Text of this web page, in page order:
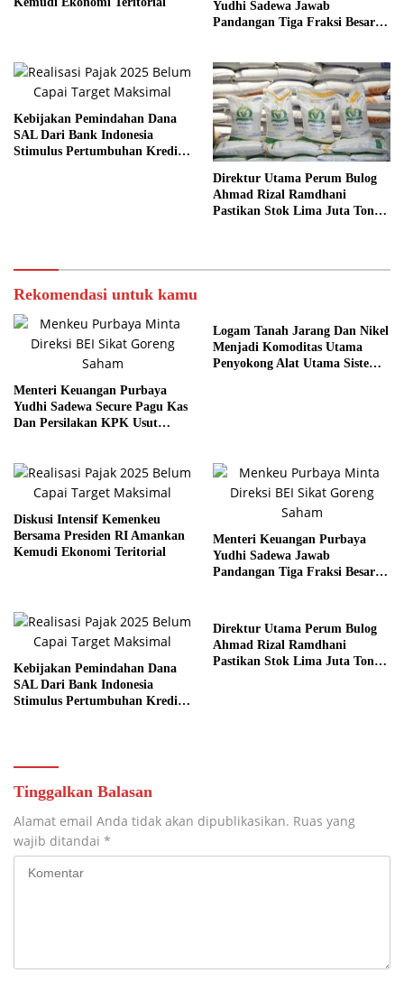
Yudhi Sadewa Jawab
Pandangan Tiga Fraksi Besar
Kebijakan Pemindahan Dana
SAL Dari Bank Indonesia
Stimulus Pertumbuhan Kredit
Direktur Utama Perum Bulog
Ahmad Rizal Ramdhani
Pastikan Stok Lima Juta Ton
Rekomendasi untuk kamu
Menteri Keuangan Purbaya
Yudhi Sadewa Secure Pagu Kas
Dan Persilakan KPK Usut
Logam Tanah Jarang Dan Nikel
Menjadi Komoditas Utama
Penyokong Alat Utama Sistem
Diskusi Intensif Kemenkeu
Bersama Presiden RI Amankan
Kemudi Ekonomi Teritorial
Menteri Keuangan Purbaya
Yudhi Sadewa Jawab
Pandangan Tiga Fraksi Besar
Kebijakan Pemindahan Dana
SAL Dari Bank Indonesia
Stimulus Pertumbuhan Kredit
Direktur Utama Perum Bulog
Ahmad Rizal Ramdhani
Pastikan Stok Lima Juta Ton
Tinggalkan Balasan
Alamat email Anda tidak akan dipublikasikan. Ruas yang
wajib ditandai *